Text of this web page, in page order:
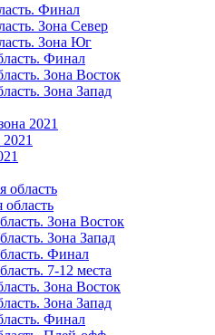
Финал
Зона Север
Зона Юг
Финал
Зона Восток
Зона Запад
2021
область
область
Зона Восток
Зона Запад
Финал
7-12 места
Зона Восток
Зона Запад
Финал